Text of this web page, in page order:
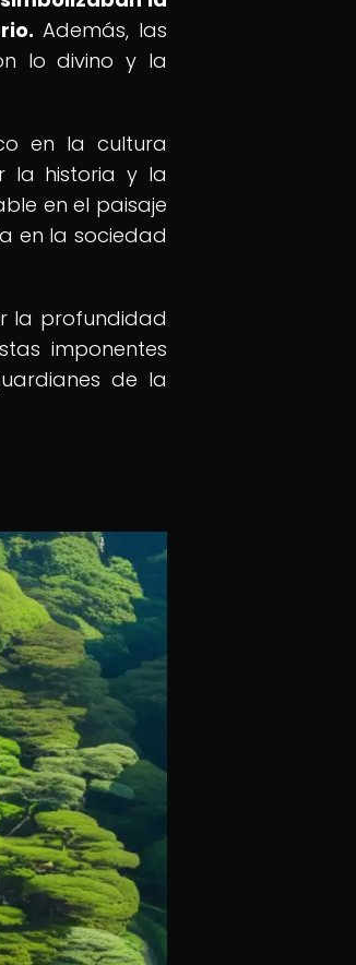
Además, las
lo divino y la
en la cultura
la historia y la
en el paisaje
en la sociedad
la profundidad
imponentes
de la